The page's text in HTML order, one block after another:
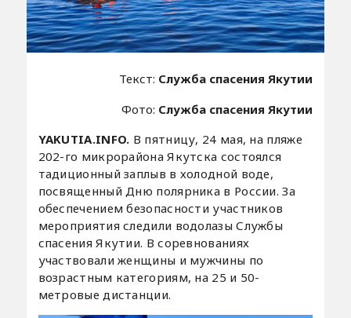
Текст: Служба спасения Якутии
Фото: Служба спасения Якутии
YAKUTIA.INFO. В пятницу, 24 мая, на пляже
202-го микрорайона Якутска состоялся
тадиционный заплыв в холодной воде,
посвященный Дню полярника в России. За
обеспечением безопасности участников
мероприятия следили водолазы Службы
спасения Якутии. В соревнованиях
участвовали женщины и мужчины по
возрастным категориям, на 25 и 50-
метровые дистанции.